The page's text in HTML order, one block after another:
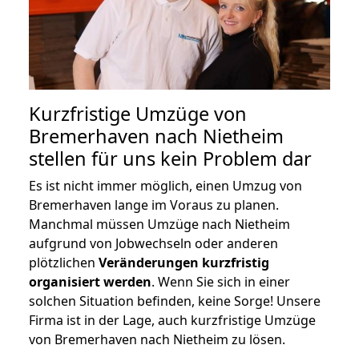
Kurzfristige Umzüge von
Bremerhaven nach Nietheim
stellen für uns kein Problem dar
Es ist nicht immer möglich, einen Umzug von
Bremerhaven lange im Voraus zu planen.
Manchmal müssen Umzüge nach Nietheim
aufgrund von Jobwechseln oder anderen
plötzlichen Veränderungen kurzfristig
organisiert werden. Wenn Sie sich in einer
solchen Situation befinden, keine Sorge! Unsere
Firma ist in der Lage, auch kurzfristige Umzüge
von Bremerhaven nach Nietheim zu lösen.